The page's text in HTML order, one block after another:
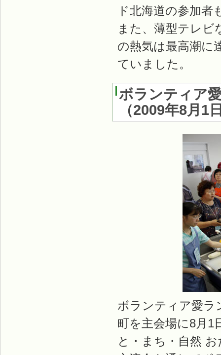
ド北海道の参加
また、薄型テレビ
の熱気は最高潮に
ていました。
ボランティア
（2009年8月1
ボランティア愛ラ
町を主会場に8月1
と・まち・自然